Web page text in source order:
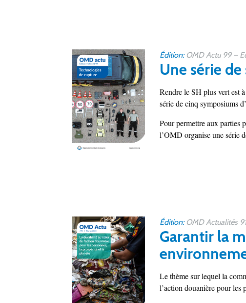
Édition: OMD Actu 99 –
Une série
Rendre le SH plus vert est
série de cinq symposiums
Pour permettre aux parties
l’OMD organise une série
Édition: OMD Actualités
Garantir la
Le thème sur lequel la
l’action douanière pour les